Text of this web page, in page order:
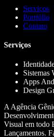
Serviços
Portfólio
Contato
Serviços
Sistemas
Apps
Design
A Agência
Visual em todo
Lançamentos.